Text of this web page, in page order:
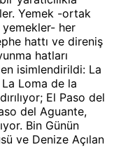
Yemek -ortak
her
hattı ve direniş
hatları
isimlendirildi: La
Loma de la
El Paso del
del Aguante,
Bin Günün
ve Denize Açılan